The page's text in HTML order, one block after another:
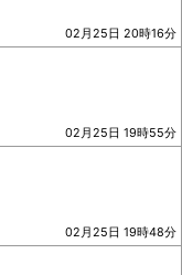
02月25日 20時16分
02月25日 19時55分
02月25日 19時48分